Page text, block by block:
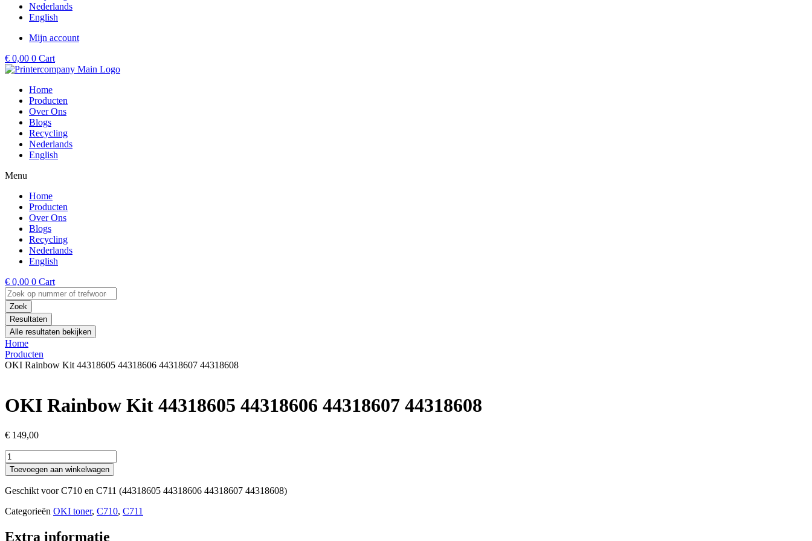
Nederlands
English
Mijn account
€ 0,00 0 Cart
Home
Producten
Over Ons
Blogs
Recycling
Nederlands
English
Menu
Home
Producten
Over Ons
Blogs
Recycling
Nederlands
English
€ 0,00 0 Cart
Search
...Zoek
Resultaten
Alle resultaten bekijken
Home
Producten
OKI Rainbow Kit 44318605 44318606 44318607 44318608
OKI Rainbow Kit 44318605 44318606 44318607 44318608
€ 149,00
OKI
Rainbow
Kit
44318605
44318607
aantal
Toevoegen aan winkelwagen
Geschikt voor C710 en C711 (44318605 44318606 44318607 44318608)
Categorieën OKI toner, C710, C711
Extra informatie